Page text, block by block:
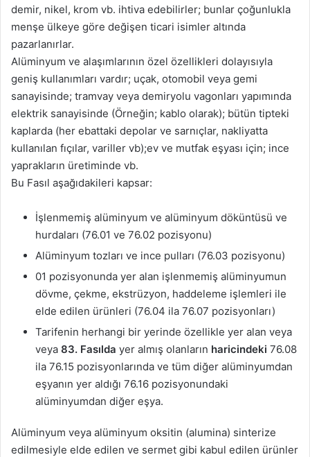
demir, nikel, krom vb. ihtiva edebilirler; bunlar çoğunlukla
menşe ülkeye göre değişen ticari isimler altında
pazarlanırlar.
Alüminyum ve alaşımlarının özel özellikleri dolayısıyla
geniş kullanımları vardır; uçak, otomobil veya gemi
sanayisinde; tramvay veya demiryolu vagonları yapımında
elektrik sanayisinde (Örneğin; kablo olarak); bütün tipteki
kaplarda (her ebattaki depolar ve sarnıçlar, nakliyatta
kullanılan fıçılar, variller vb);ev ve mutfak eşyası için; ince
yaprakların üretiminde vb.
Bu Fasıl aşağıdakileri kapsar:
İşlenmemiş alüminyum ve alüminyum döküntüsü ve
hurdaları (76.01 ve 76.02 pozisyonu)
Alüminyum tozları ve ince pulları (76.03 pozisyonu)
01 pozisyonunda yer alan işlenmemiş alüminyumun
dövme, çekme, ekstrüzyon, haddeleme işlemleri ile
elde edilen ürünleri (76.04 ila 76.07 pozisyonları)
Tarifenin herhangi bir yerinde özellikle yer alan veya
veya 83. Fasılda yer almış olanların haricindeki 76.08
ila 76.15 pozisyonlarında ve tüm diğer alüminyumdan
eşyanın yer aldığı 76.16 pozisyonundaki
alüminyumdan diğer eşya.
Alüminyum veya alüminyum oksitin (alumina) sinterize
edilmesiyle elde edilen ve sermet gibi kabul edilen ürünler